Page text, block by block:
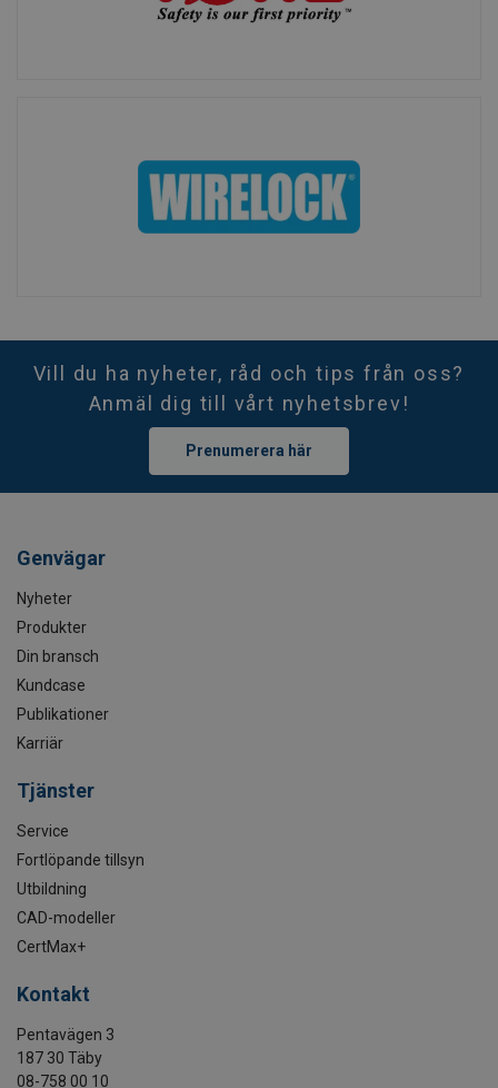
Vill du ha nyheter, råd och tips från oss?
Anmäl dig till vårt nyhetsbrev!
Prenumerera här
Genvägar
Nyheter
Produkter
Din bransch
Kundcase
Publikationer
Karriär
Tjänster
Service
Fortlöpande tillsyn
Utbildning
CAD-modeller
CertMax+
Kontakt
Pentavägen 3
187 30 Täby
08-758 00 10